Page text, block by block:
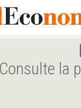
Consulte la